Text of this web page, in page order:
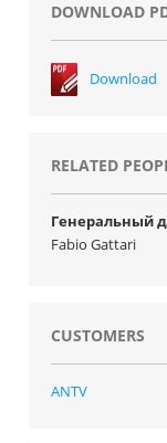
DOWNLOAD
Download
RELATED
Генеральный
Fabio Gattari
CUSTOMERS
ANTV